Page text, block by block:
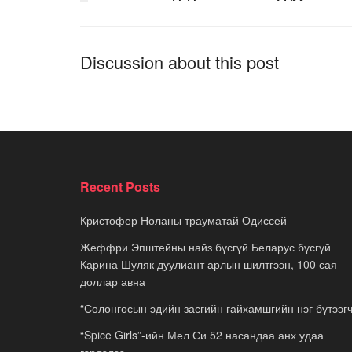
Discussion about this post
Recent Posts
Кристофер Ноланы трауматай Одиссей
Жеффри Эпштейны найз бүсгүй Беларус бүсгүй
Карина Шуляк дуулиант арлын шилтгээн, 100 сая
доллар авна
“Солонгосын эдийн засгийн гайхамшгийн нэг
“Spice Girls”-ийн Мел Си 52 насандаа анх удаа